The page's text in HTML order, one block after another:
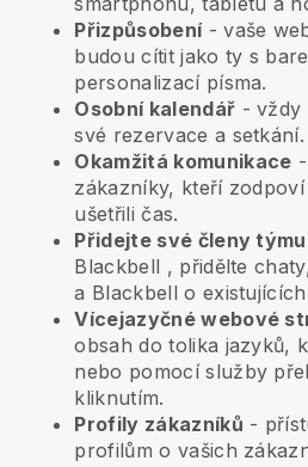
Přizpůsobení- vaše
budou cítit jako ty s
personalizací písma.
Osobní kalendář - vždy
své rezervace a setkání.
Okamžitá komunikace
zákazníky, kteří
ušetřili čas.
Přidejte své členy týmu
Blackbell , přidělte
a Blackbell o
Vícejazyčné webové
obsah do tolika jazyků,
nebo pomocí služby
kliknutím.
Profily zákazníků -
profilům o vašich